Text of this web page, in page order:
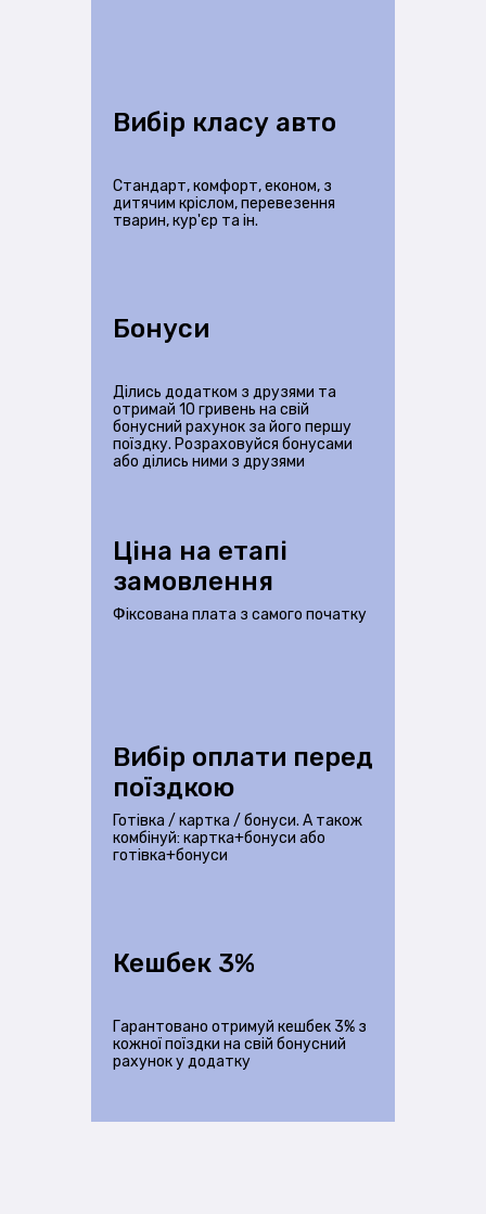
Вибір класу авто
Стандарт, комфорт, економ, з
дитячим кріслом, перевезення
тварин, кур'єр та ін.
Бонуси
Ділись додатком з друзями та
отримай 10 гривень на свій
бонусний рахунок за його першу
поїздку. Розраховуйся бонусами
або ділись ними з друзями
Ціна на етапі
замовлення
Фіксована плата з самого початку
Вибір оплати перед
поїздкою
Готівка / картка / бонуси. А також
комбінуй: картка+бонуси або
готівка+бонуси
Кешбек 3%
Гарантовано отримуй кешбек 3% з
кожної поїздки на свій бонусний
рахунок у додатку